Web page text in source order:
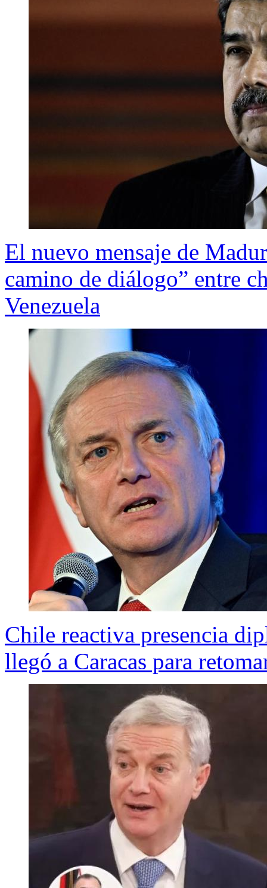
El nuevo mensaje de
camino de diálogo” entre
Venezuela
Chile reactiva presencia
llegó a Caracas para